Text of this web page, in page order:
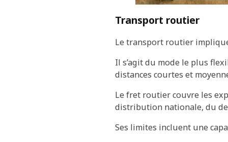
Transport routier
Le transport routier
Il s’agit du mode le plus
distances courtes et
Le fret routier couvre les
distribution nationale, du
Ses limites incluent une